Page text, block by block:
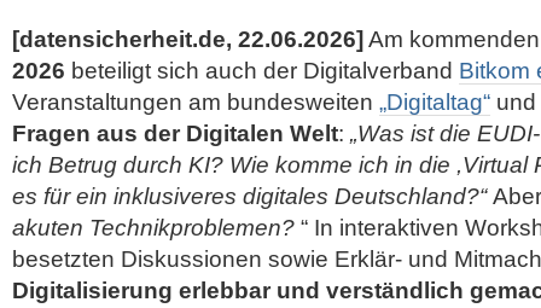
[datensicherheit.de, 22.06.2026] Am
2026 beteiligt sich auch der Digitalverband Bitkom
Veranstaltungen am bundesweiten „Digitaltag“ und
Fragen aus der Digitalen Welt: „Was ist die
ich Betrug durch KI? Wie komme ich in die ,Virtual
es für ein inklusiveres digitales Deutschland?“
akuten Technikproblemen? “ In interaktiven
besetzten Diskussionen sowie Erklär- und
Digitalisierung erlebbar und verständlich